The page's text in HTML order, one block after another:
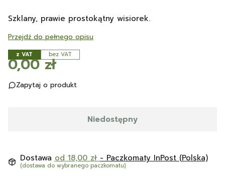
Szklany, prawie prostokątny wisiorek.
Przejdź do pełnego opisu
z VAT bez VAT
Cena
0,00 zł
Zapytaj o produkt
Niedostępny
Dostawa od 18,00 zł - Paczkomaty InPost (Polska)
(dostawa do wybranego paczkomatu)